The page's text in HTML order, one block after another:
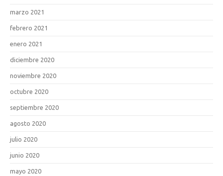
marzo 2021
febrero 2021
enero 2021
diciembre 2020
noviembre 2020
octubre 2020
septiembre 2020
agosto 2020
julio 2020
junio 2020
mayo 2020